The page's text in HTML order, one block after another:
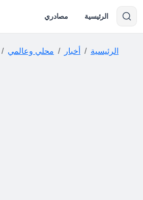
الرئيسية مصادري
الرئيسية أخبار محلي وعالمي